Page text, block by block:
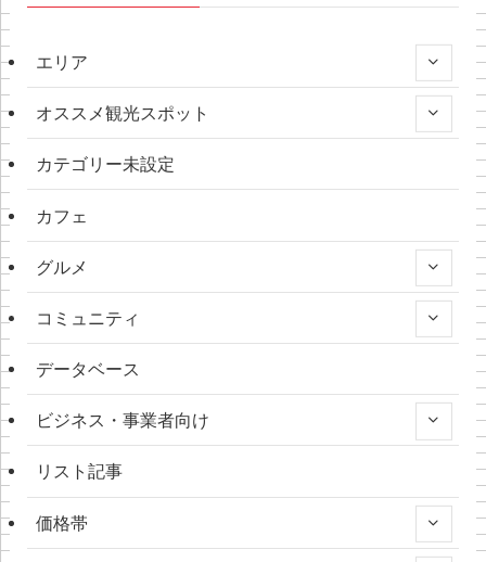
エリア
オススメ観光スポット
カテゴリー未設定
カフェ
グルメ
コミュニティ
データベース
ビジネス・事業者向け
リスト記事
価格帯